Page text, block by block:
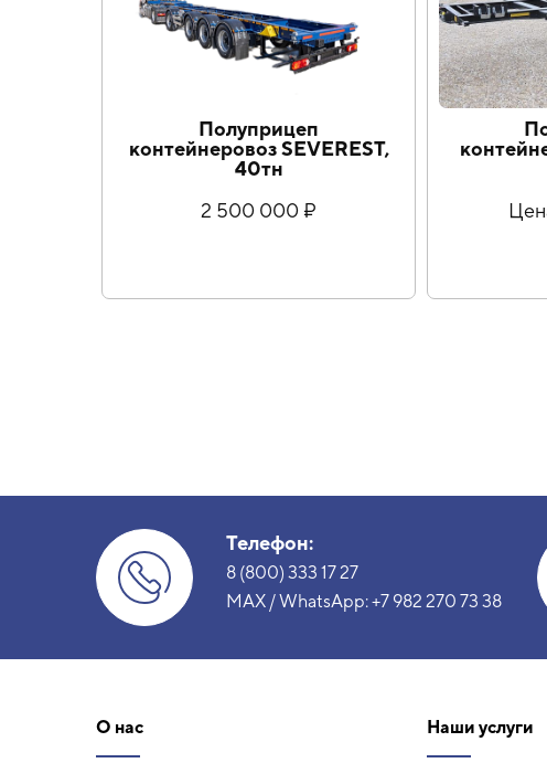
Полуприцеп
контейнеровоз SEVEREST,
40тн
2 500 000 ₽
Телефон:
8 (800) 333 17 27
MAX / WhatsApp:+7 982 270 73 38
О нас Наши услуги